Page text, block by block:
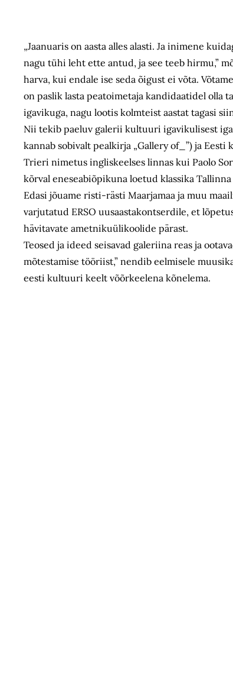
„Jaanuaris on aasta alles alasti. Ja inimene
nagu tühi leht ette antud, ja see teeb hirmu,”
harva, kui endale ise seda õigust ei võta.
on paslik lasta peatoimetaja kandidaatidel olla
igavikuga, nagu lootis kolmteist aastat tagasi
Nii tekib paeluv galerii kultuuri igavikulisest
kannab sobivalt pealkirja „Gallery of_”) ja
Trieri nimetus ingliskeelses linnas kui Paolo
kõrval eneseabiõpikuna loetud klassika
Edasi jõuame risti-rästi Maarjamaa ja muu
varjutatud ERSO uusaastakontserdile, et
hävitavate ametnikuülikoolide pärast.
Teosed ja ideed seisavad galeriina reas ja
mõtestamise tööriist,” nendib eelmisele
eesti kultuuri keelt võõrkeelena kõnelema.